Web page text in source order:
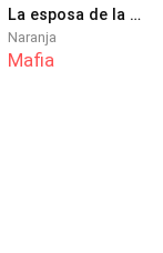
y ya estaba
La esposa de la mafia sin vuelta atrás
Naranja
Mafia